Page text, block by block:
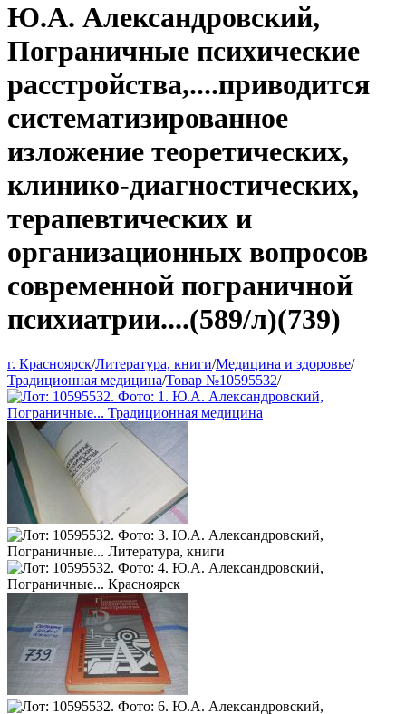
Ю.А. Александровский,
Пограничные психические
расстройства,....приводится
систематизированное
изложение теоретических,
клинико-диагностических,
терапевтических и
организационных вопросов
современной пограничной
психиатрии....(589/л)(739)
г. Красноярск/Литература, книги/Медицина и здоровье/
Традиционная медицина/Товар №10595532/